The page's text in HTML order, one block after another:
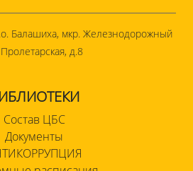
Балашиха, мкр. Железнодорожный
д.8
Состав ЦБС
Документы